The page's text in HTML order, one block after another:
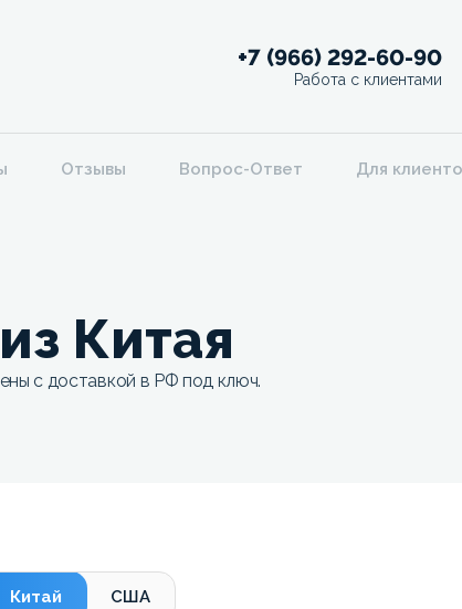
+7 (966) 292-60-90
Работа с клиентами
Отзывы Вопрос-Ответ Для
Китая
с доставкой в РФ под ключ.
Китай США